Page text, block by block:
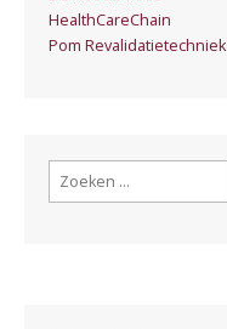
HealthCareChain
Pom Revalidatietechniek
Zoeken